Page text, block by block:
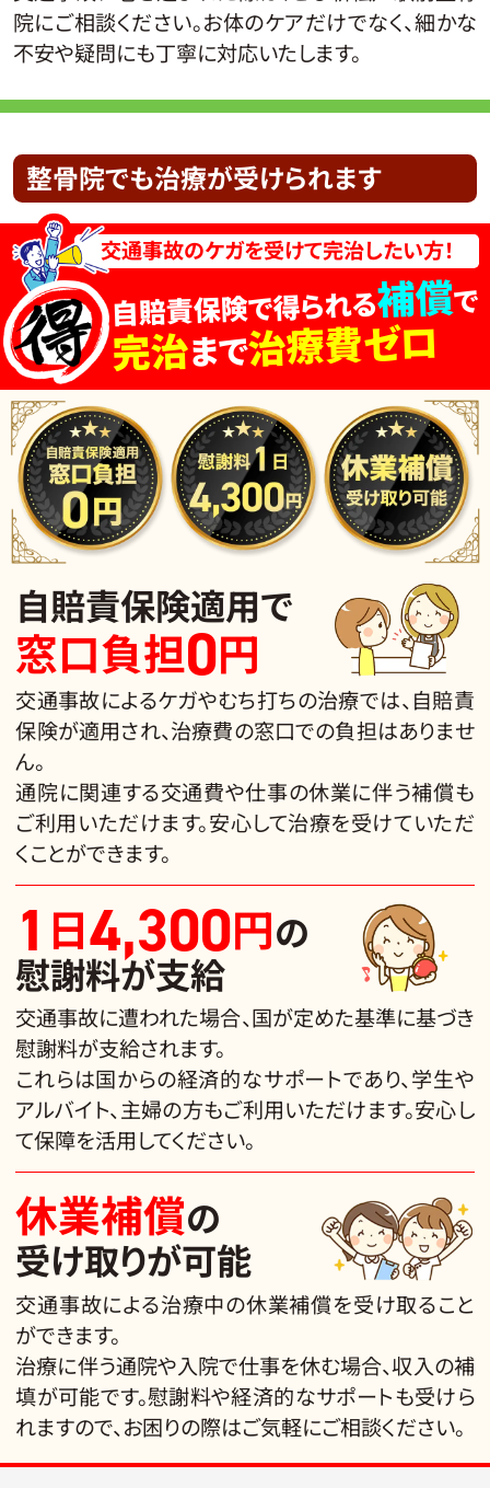
院にご相談ください。お体のケアだけでなく、細かな
不安や疑問にも丁寧に対応いたします。
整骨院でも治療が受けられます
交通事故のケガを受けて完治したい方！
自賠責保険で得られる補償で
完治まで治療費ゼロ
自賠責保険適用で
窓口負担0円
交通事故によるケガやむち打ちの治療では、自賠責
保険が適用され、治療費の窓口での負担はありませ
ん。
通院に関連する交通費や仕事の休業に伴う補償も
ご利用いただけます。安心して治療を受けていただ
くことができます。
1 日4,300円の
慰謝料が支給
交通事故に遭われた場合、国が定めた基準に基づき
慰謝料が支給されます。
これらは国からの経済的なサポートであり、学生や
アルバイト、主婦の方もご利用いただけます。安心し
て保障を活用してください。
休業補償の
受け取りが可能
交通事故による治療中の休業補償を受け取ること
ができます。
治療に伴う通院や入院で仕事を休む場合、収入の補
填が可能です。慰謝料や経済的なサポートも受けら
れますので、お困りの際はご気軽にご相談ください。